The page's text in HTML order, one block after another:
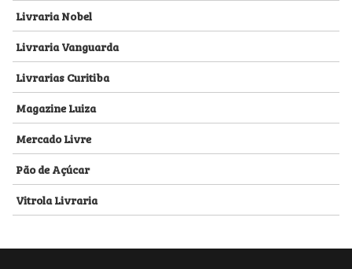
Livraria Nobel
Livraria Vanguarda
Livrarias Curitiba
Magazine Luiza
Mercado Livre
Pão de Açúcar
Vitrola Livraria